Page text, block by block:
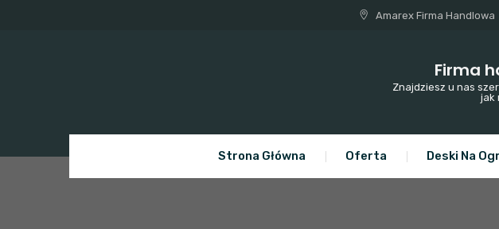
Amarex Firma Handlowa
Firma
Znajdziesz u nas
jak
Strona Główna Oferta Deski Na